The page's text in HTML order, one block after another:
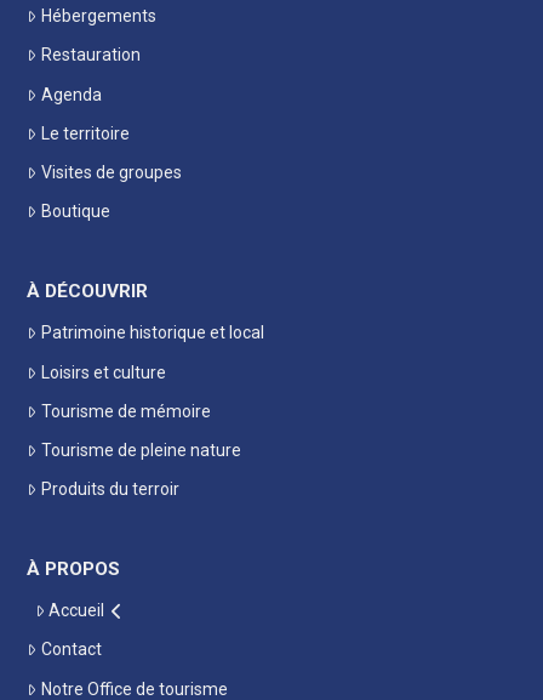
Hébergements
Restauration
Agenda
Le territoire
Visites de groupes
Boutique
À DÉCOUVRIR
Patrimoine historique et local
Loisirs et culture
Tourisme de mémoire
Tourisme de pleine nature
Produits du terroir
À PROPOS
Accueil
Contact
Notre Office de tourisme